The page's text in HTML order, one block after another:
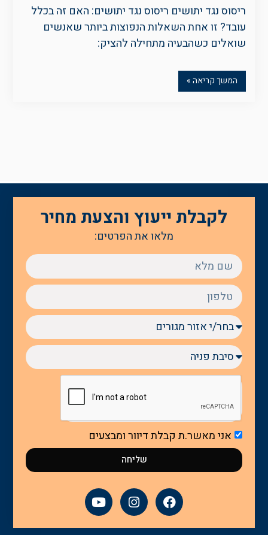
ריסוס נגד יתושים ריסוס נגד יתושים: האם זה בכלל
עובד? זו אחת השאלות הנפוצות ביותר שאנשים
שואלים כשהבעיה מתחילה להציק:
המשך קריאה »
לקבלת ייעוץ והצעת מחיר
מלאו את הפרטים:
אני מאשר.ת קבלת דיוור ומבצעים
שליחה